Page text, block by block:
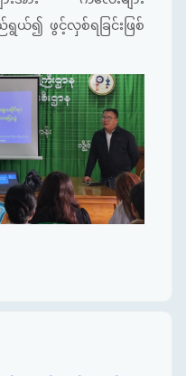
၍ ဖွင့်လှစ်ရခြင်းဖြစ်